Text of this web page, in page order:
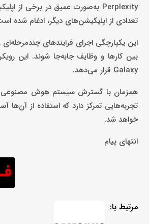
تعدادی از اپلیکیشن‌های دیگر، ادغام شده
این یکپارچگی اجرای فرایندهای
بین کارها و وظایف جابه‌جا شوند. این
Galaxy قرار می‌دهد.
همزمان با گسترش سیستم هوش مصنوعی
تجربه‌هایی تمرکز دارد که استفاده از
خواهد شد.
انتهای پیام
مرتبط با: